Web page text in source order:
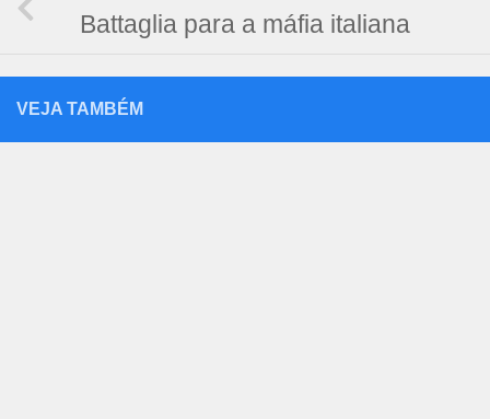
Battaglia para a máfia italiana
VEJA TAMBÉM